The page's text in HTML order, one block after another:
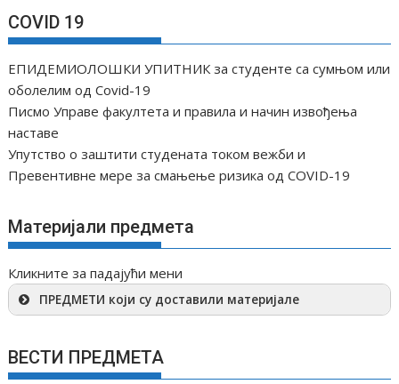
COVID 19
ЕПИДЕМИОЛОШКИ УПИТНИК за студенте са сумњом или
оболелим од Covid-19
Писмо Управе факултета и правила и начин извођења
наставе
Упутство о заштити студената током вежби и
Превентивне мере за смањење ризика од COVID-19
Материјали предмета
Кликните за падајући мени
ПРЕДМЕТИ који су доставили материјале
ВЕСТИ ПРЕДМЕТА